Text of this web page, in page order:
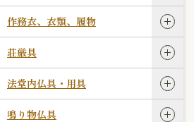
作務衣、衣類、履物
荘厳具
法堂内仏具・用具
鳴り物仏具